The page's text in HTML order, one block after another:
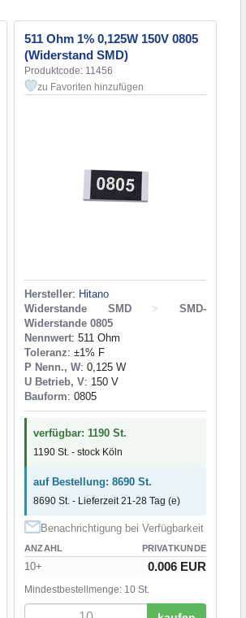
511 Ohm 1% 0,125W 150V 0805
(Widerstand SMD)
Produktcode: 11456
zu Favoriten hinzufügen
Hersteller: Hitano
Widerstande SMD
>
SMD-
Widerstande 0805
Nennwert: 511 Ohm
Toleranz: ±1% F
P Nenn., W: 0,125 W
U Betrieb, V: 150 V
Bauform: 0805
verfügbar: 1190 St.
1190 St. - stock Köln
auf Bestellung: 8690 St.
8690 St. - Lieferzeit 21-28 Tag (e)
Benachrichtigung bei Verfügbarkeit
ANZAHL PRIVATKUNDE
10+ 0.006 EUR
Mindestbestellmenge: 10 St.